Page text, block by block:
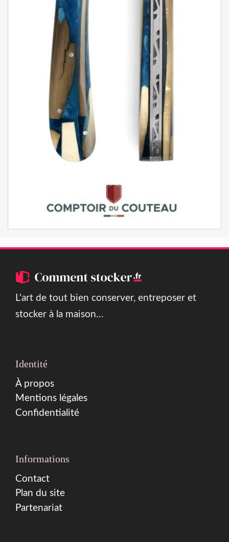
L'art de tout bien conserver, entreposer et
stocker à la maison…
Identité
À propos
Mentions légales
Confidentialité
Informations
Contact
Plan du site
Partenariat